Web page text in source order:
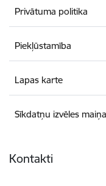
Privātuma politika
Piekļūstamība
Lapas karte
Sīkdatņu izvēles maiņa
Kontakti